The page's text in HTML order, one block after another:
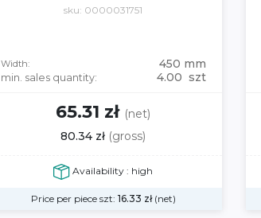
sku: 0000031751
Width: 450 mm
min. sales quantity: 4.00 szt
65.31 zł (net)
80.34 zł (gross)
Availability : high
Price per piece szt: 16.33 zł(net)